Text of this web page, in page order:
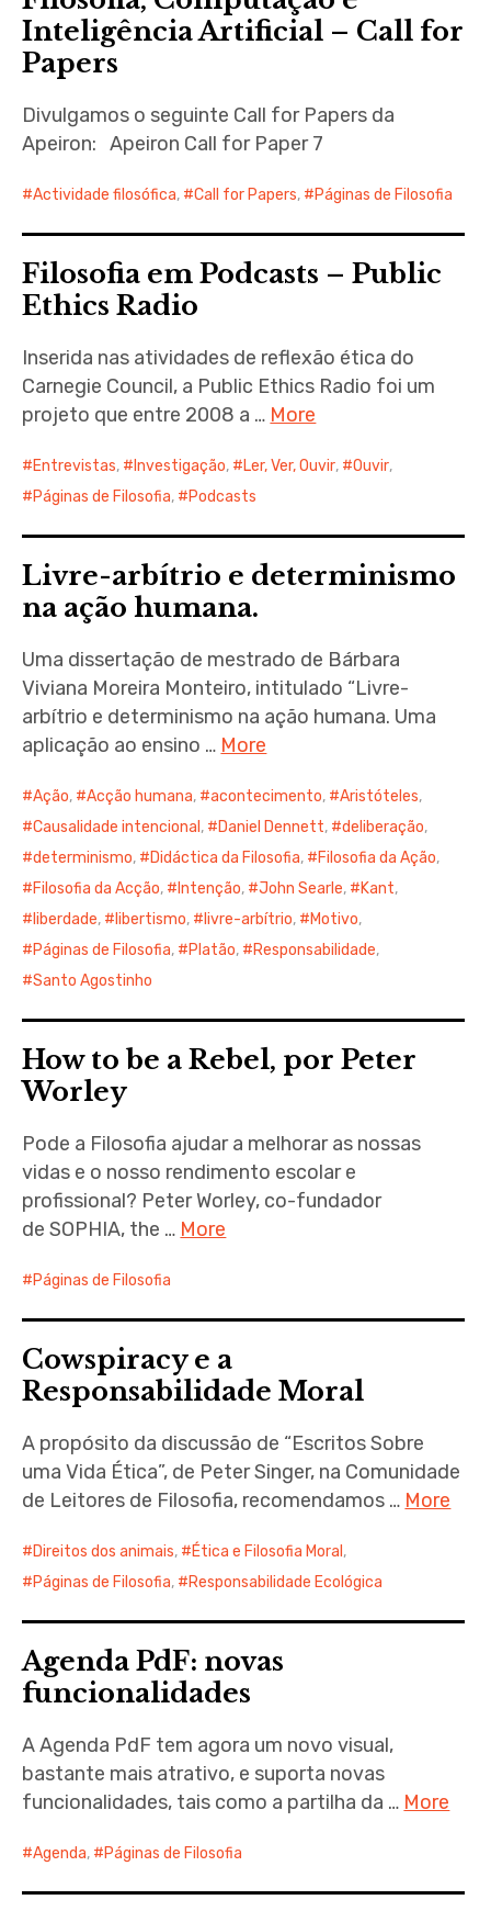
Inteligência Artificial – Call for
Papers
Divulgamos o seguinte Call for Papers da
Apeiron: Apeiron Call for Paper 7
Actividade filosófica, Call for Papers, Páginas de Filosofia
Filosofia em Podcasts – Public
Ethics Radio
Inserida nas atividades de reflexão ética do
Carnegie Council, a Public Ethics Radio foi um
projeto que entre 2008 a … More
Entrevistas, Investigação, Ler, Ver, Ouvir, Ouvir,
Páginas de Filosofia, Podcasts
Livre-arbítrio e determinismo
na ação humana.
Uma dissertação de mestrado de Bárbara
Viviana Moreira Monteiro, intitulado “Livre-
arbítrio e determinismo na ação humana. Uma
aplicação ao ensino … More
Ação, Acção humana, acontecimento, Aristóteles,
Causalidade intencional , Daniel Dennett, deliberação,
determinismo, Didáctica da Filosofia, Filosofia da Ação,
Filosofia da Acção, Intenção, John Searle, Kant,
liberdade, libertismo, livre-arbítrio, Motivo,
Páginas de Filosofia, Platão, Responsabilidade,
Santo Agostinho
How to be a Rebel, por Peter
Worley
Pode a Filosofia ajudar a melhorar as nossas
vidas e o nosso rendimento escolar e
profissional? Peter Worley, co-fundador
de SOPHIA, the … More
Páginas de Filosofia
Cowspiracy e a
Responsabilidade Moral
A propósito da discussão de “Escritos Sobre
uma Vida Ética”, de Peter Singer, na Comunidade
de Leitores de Filosofia, recomendamos … More
Direitos dos animais, Ética e Filosofia Moral ,
Páginas de Filosofia, Responsabilidade Ecológica
Agenda PdF: novas
funcionalidades
A Agenda PdF tem agora um novo visual,
bastante mais atrativo, e suporta novas
funcionalidades, tais como a partilha da … More
Agenda, Páginas de Filosofia